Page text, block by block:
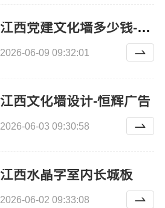
江西党建文化墙多少钱-恒辉广告
2026-06-09 09:32:01
江西文化墙设计-恒辉广告
2026-06-03 09:30:58
江西水晶字室内长城板
2026-06-02 09:33:08